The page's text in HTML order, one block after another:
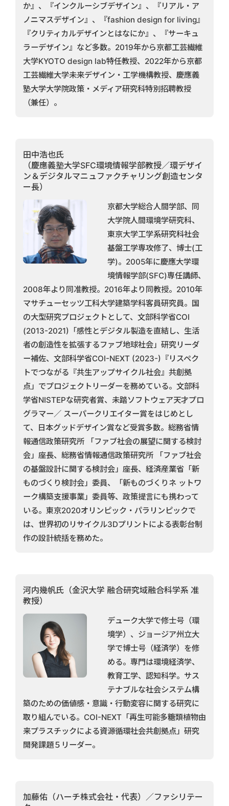
か』、『インクルーシブデザイン』、『リアル・ア
ノニマスデザイン』、『fashion design for living』
『クリティカルデザインとはなにか』、『サーキュ
ラーデザイン』など多数。2019年から京都工芸繊維
大学KYOTO design lab特任教授、2022年から京都
工芸繊維大学未来デザイン・工学機構教授、慶應義
塾大学大学院政策・メディア研究科特別招聘教授
（兼任）。
田中浩也氏
（慶應義塾大学SFC環境情報学部教授／環デザイ
ン＆デジタルマニュファクチャリング創造センタ
ー長）
京都大学総合人間学部、同
大学院人間環境学研究科、
東京大学工学系研究科社会
基盤工学専攻修了、博士(工
学)。2005年に慶應大学環
境情報学部(SFC)専任講師、
2008年より同准教授。2016年より同教授。2010年
マサチューセッツ工科大学建築学科客員研究員。国
の大型研究プロジェクトとして、文部科学省COI
(2013-2021)「感性とデジタル製造を直結し、生活
者の創造性を拡張するファブ地球社会」研究リーダ
ー補佐、文部科学省COI-NEXT (2023-)『リスペク
トでつながる『共生アップサイクル社会』共創拠
点」でプロジェクトリーダーを務めている。文部科
学省NISTEPな研究者賞、未踏ソフトウェア天才プロ
グラマー／ スーパークリエイター賞をはじめとし
て、日本グッドデザイン賞など受賞多数。総務省情
報通信政策研究所 「ファブ社会の展望に関する検討
会」座長、総務省情報通信政策研究所 「ファブ社会
の基盤設計に関する検討会」座長、経済産業省「新
ものづくり検討会」委員、「新ものづくりネ ットワ
ーク構築支援事業」委員等、政策提言にも携わって
いる。東京2020オリンピック・パラリンピックで
は、世界初のリサイクル3Dプリントによる表彰台制
作の設計統括を務めた。
河内幾帆氏（金沢大学 融合研究域融合科学系 准
教授）
デューク大学で修士号（環
境学）、ジョージア州立大
学で博士号（経済学）を修
める。専門は環境経済学、
教育工学、認知科学。サス
テナブルな社会システム構
築のための価値感・意識・行動変容に関する研究に
取り組んでいる。COI-NEXT「再生可能多糖類植物由
来プラスチックによる資源循環社会共創拠点」研究
開発課題５リーダー。
加藤佑（ハーチ株式会社・代表）／ファシリテー